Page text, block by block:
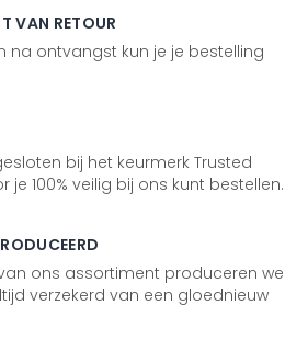
VAN RETOUR
na ontvangst kun je je bestelling
bij het keurmerk Trusted
je 100% veilig bij ons kunt bestellen.
ons assortiment produceren we
verzekerd van een gloednieuw